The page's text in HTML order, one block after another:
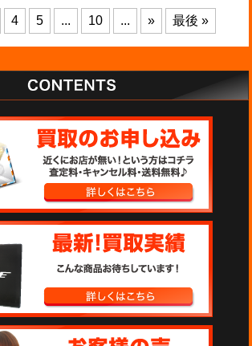
4 5 ... 10 ... » 最後 »